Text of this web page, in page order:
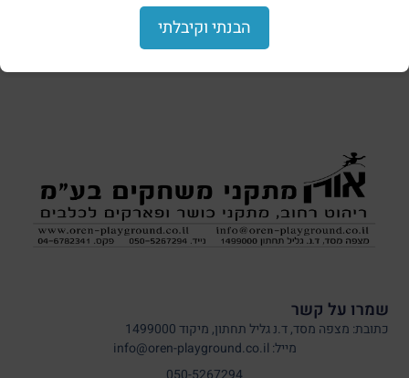
הצללות וסככות
שמרו על קשר
כתובת: מצפה מסד, ד.נ גליל תחתון, מיקוד 1499000
מייל: info@oren-playground.co.il
הבנתי וקיבלתי